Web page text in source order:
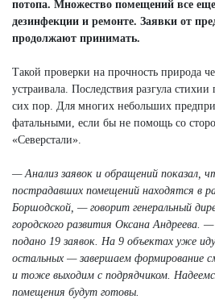
потопа. Множество помещений все
дезинфекции и ремонте. Заявки от
продолжают принимать.
Такой проверки на прочность природа
устраивала. Последствия разгула стихии
сих пор. Для многих небольших
фатальными, если бы не помощь со
«Северстали».
— Анализ заявок и обращений показал,
пострадавших помещений находятся в
Боршодской, — говорит генеральный
городского развития Оксана Андреева.
подано 19 заявок. На 9 объектах уже
остальных — завершаем формирование
и тоже выходим с подрядчиком.
помещения будут готовы.